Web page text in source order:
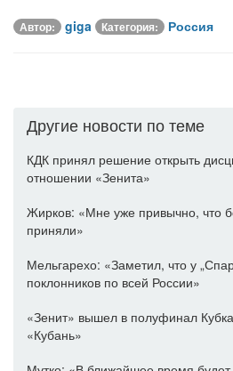
Автор: giga Категория: Россия
Другие новости по теме
КДК принял решение открыть
отношении «Зенита»
Жирков: «Мне уже привычно, что
приняли»
Мельгарехо: «Заметил, что у
поклонников по всей России»
«Зенит» вышел в полуфинал
«Кубань»